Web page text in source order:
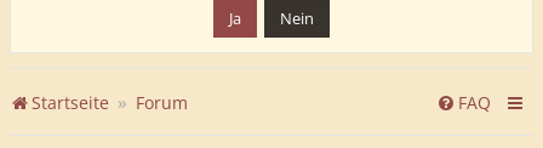
Startseite Forum FAQ